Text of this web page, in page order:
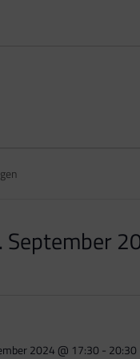
September
2024 @ 17:30 - 20:30